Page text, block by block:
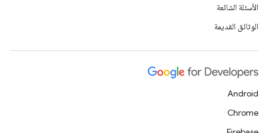
الأسئلة الشائعة
الوثائق القديمة
Android
Chrome